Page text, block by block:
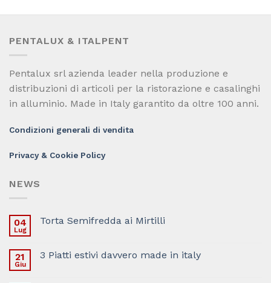
PENTALUX & ITALPENT
Pentalux srl azienda leader nella produzione e
distribuzioni di articoli per la ristorazione e casalinghi
in alluminio. Made in Italy garantito da oltre 100 anni.
Condizioni generali di vendita
Privacy & Cookie Policy
NEWS
04
Lug
Torta Semifredda ai Mirtilli
21
Giu
3 Piatti estivi davvero made in italy